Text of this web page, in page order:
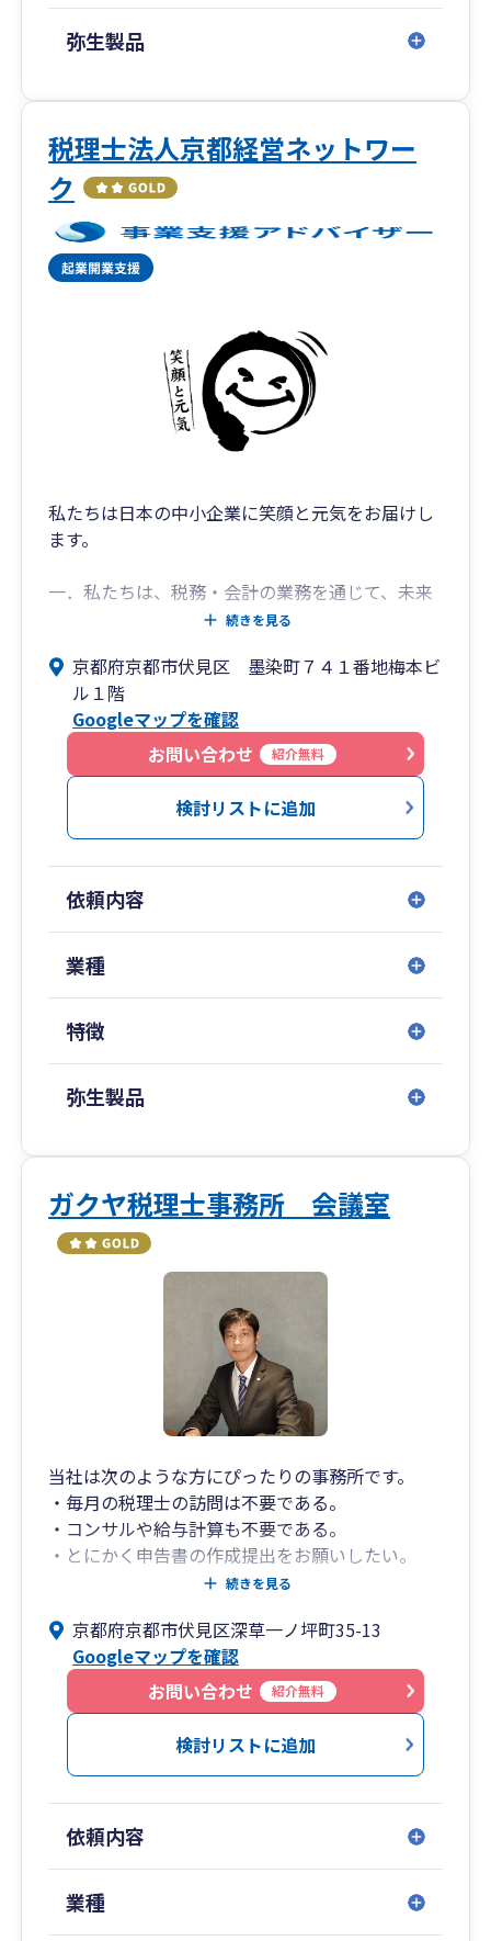
弥生製品
税理士法人京都経営ネットワー
ク
私たちは日本の中小企業に笑顔と元気をお届けし
ます。
一．私たちは、税務・会計の業務を通じて、未来
につながる、笑顔あふれる社会を創造します。
顔で働ける職場環境を目指します。
続きを見る
京都府京都市伏見区 墨染町７４１番地梅本ビ
ル１階
Googleマップを確認
お問い合わせ
紹介無料
検討リストに追加
依頼内容
業種
特徴
弥生製品
ガクヤ税理士事務所 会議室
当社は次のような方にぴったりの事務所です。
・毎月の税理士の訪問は不要である。
・コンサルや給与計算も不要である。
・とにかく申告書の作成提出をお願いしたい。
・時間をとって対面で話すよりもライン等で気軽
・税理士費用はできるだけ抑えたい。
当社は毎月の顧問料を一切頂いておりません。年
に一回、申告の際に料金を請求しています。
その代わり、毎月の訪問はしていません。
訪問はしませんが、普段の相談はいつでもライン
ことが可能です。
一度会わないと不安な方は、ご連絡のうえ、当社
までお越しください。
続きを見る
京都府京都市伏見区深草一ノ坪町35-13
Googleマップを確認
お問い合わせ
紹介無料
検討リストに追加
依頼内容
業種